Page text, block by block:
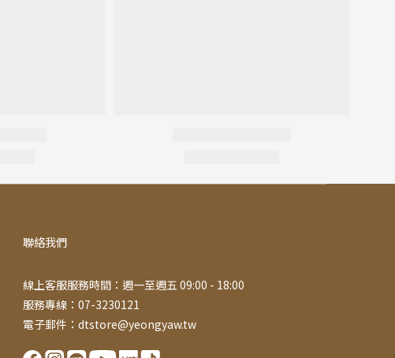
聯絡我們
線上客服服務時間：週一至週五 09:00 - 18:00
服務專線：07-3230121
電子郵件：dtstore@yeongyaw.tw